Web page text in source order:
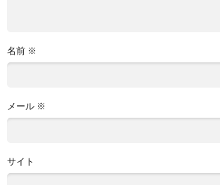
名前 ※
メール ※
サイト